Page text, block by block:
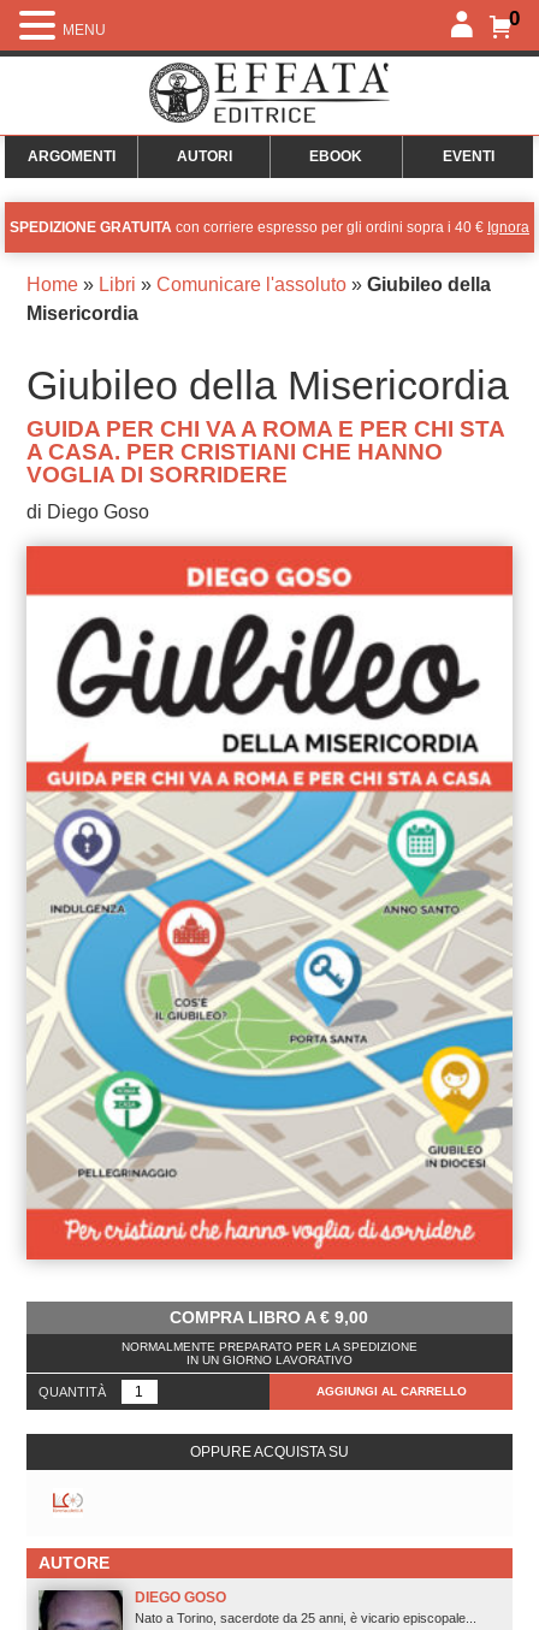
0
ARGOMENTI AUTORI EBOOK EVENTI
SPEDIZIONE GRATUITA con corriere espresso per gli ordini sopra i 40 € Ignora
Home» Libri » Comunicare l'assoluto» Giubileo della
Misericordia
Giubileo della Misericordia
GUIDA PER CHI VA A ROMA E PER CHI STA
A CASA. PER CRISTIANI CHE HANNO
VOGLIA DI SORRIDERE
di Diego Goso
COMPRA LIBRO A€ 9,00
NORMALMENTE PREPARATO PER LA SPEDIZIONE
IN UN GIORNO LAVORATIVO
QUANTITÀ AGGIUNGI AL CARRELLO
OPPURE ACQUISTA SU
AUTORE
DIEGO GOSO
Nato a Torino, sacerdote da 25 anni, è vicario episcopale...
MENU